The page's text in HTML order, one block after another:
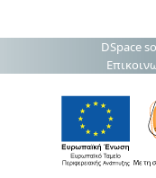
DSpace